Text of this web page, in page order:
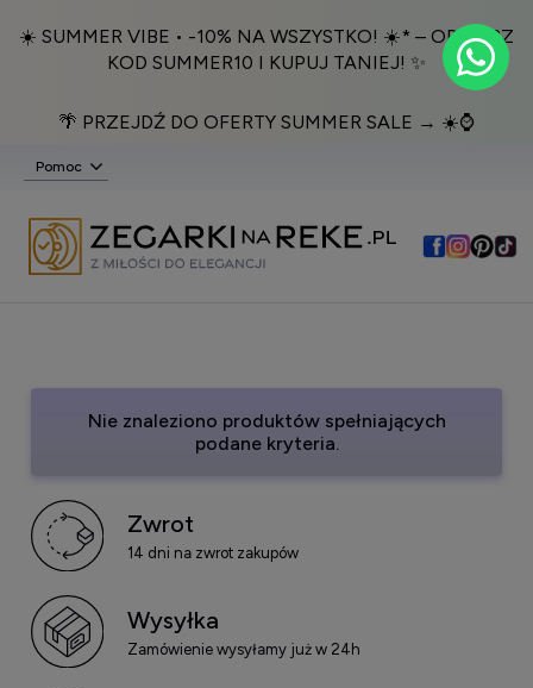
☀️ SUMMER VIBE • -10% NA WSZYSTKO! ☀️* – ODBIERZ
KOD SUMMER10 I KUPUJ TANIEJ! ✨
🌴 PRZEJDŹ DO OFERTY SUMMER SALE → ☀️⌚️
Pomoc
Nie znaleziono produktów spełniających
podane kryteria.
Zwrot
14 dni na zwrot zakupów
Wysyłka
Zamówienie wysyłamy już w 24h